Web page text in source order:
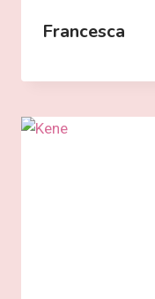
Francesca